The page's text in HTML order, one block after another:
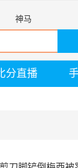
神马
分直播